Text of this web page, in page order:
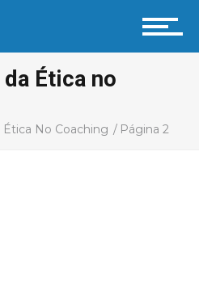
Ética no
No Coaching Página 2